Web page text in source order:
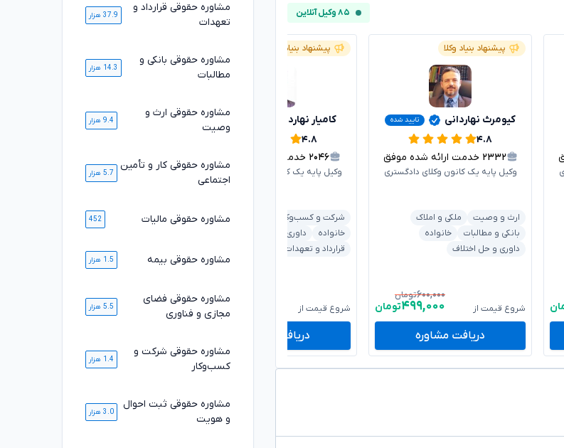
۸۵ وکیل آنلاین
پیشنهاد بنیاد وکلا
کیومرث نهاردانی تایید شده
۴.۸
۲۳۳۲ خدمت ارائه شده موفق
وکیل پایه یک کانون وکلای دادگستری
ارث و وصیت
ملکی و املاک
بانکی و مطالبات
خانواده
داوری و حل اختلاف
شروع قیمت از
۶۰۰,۰۰۰تومان
۴۹۹,۰۰۰تومان
دریافت مشاوره
پیشنهاد بنیاد وکلا
کامیار نهاردانی
۴.۸
۲۰۴۶ خدمت ارائه شده موفق
وکیل پایه یک کانون وکلای دادگستری
شرکت و کسب‌وکار
ملکی و املاک
خانواده
داوری و حل اختلاف
قرارداد و تعهدات
شروع قیمت از
تومان
۴۹۹,۰۰۰ تومان
دریافت مشاوره
الهام دامغانی ثانی
۴۲۰۰
وکیل پایه یک کانون وکلای دادگستری
ملکی و املاک
دیوان عدالت اداری
خودرو و حمل‌ونقل
۸۲۰,۰۰۰
۶۷۹,۰۰۰
مشاوره حقوقی قرارداد و
تعهدات
37.9 هزار
مشاوره حقوقی بانکی و
مطالبات
14.3 هزار
مشاوره حقوقی ارث و
وصیت
9.4 هزار
مشاوره حقوقی کار و تأمین
اجتماعی
5.7 هزار
مشاوره حقوقی مالیات 452
مشاوره حقوقی بیمه 1.5 هزار
مشاوره حقوقی فضای
مجازی و فناوری
5.5 هزار
مشاوره حقوقی شرکت و
کسب‌وکار
1.4 هزار
مشاوره حقوقی ثبت احوال
و هویت
3.0 هزار